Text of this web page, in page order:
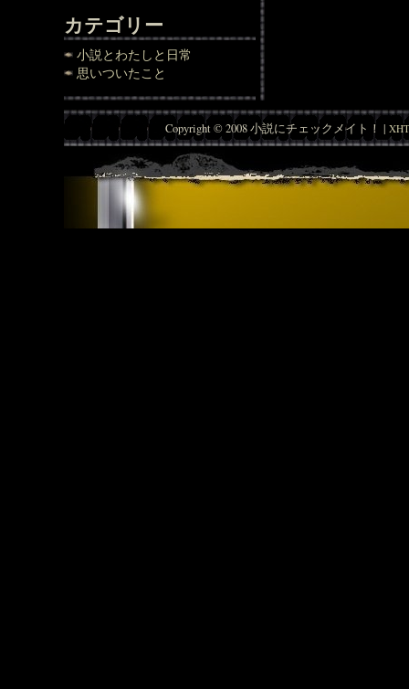
カテゴリー
小説とわたしと日常
思いついたこと
Copyright © 2008 小説にチェックメイト！ |